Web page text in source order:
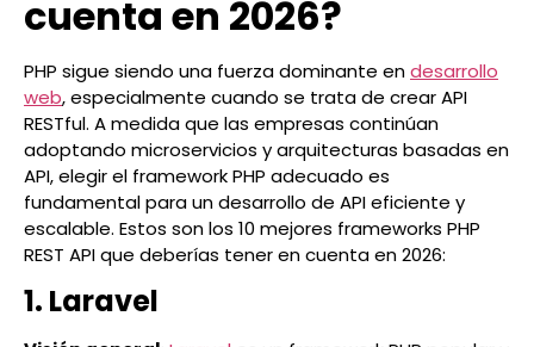
cuenta en 2026?
PHP sigue siendo una fuerza dominante endesarrollo
web, especialmente cuando se trata de crear API
RESTful. A medida que las empresas continúan
adoptando microservicios y arquitecturas basadas en
API, elegir el framework PHP adecuado es
fundamental para un desarrollo de API eficiente y
escalable. Estos son los 10 mejores frameworks PHP
REST API que deberías tener en cuenta en 2026:
1. Laravel